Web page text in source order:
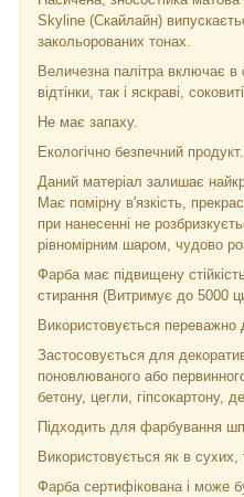
Skyline (Скайлайн)
закольорованих тонах.
Величезна палітра включає в
відтінки, так і яскраві,
Не має запаху.
Екологічно безпечний продукт.
Даний матеріал залишає
Має помірну в'язкість,
при нанесенні не
рівномірним шаром, чудово
Фарба має підвищену
стирання (Витримує до 5000
Використовується переважно
Застосовується для
поновлюваного або
бетону, цегли, гіпсокартону,
Підходить для фарбування
Використовується як в
Фарба сертифікована і може